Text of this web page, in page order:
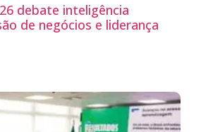
debate inteligência
de negócios e liderança